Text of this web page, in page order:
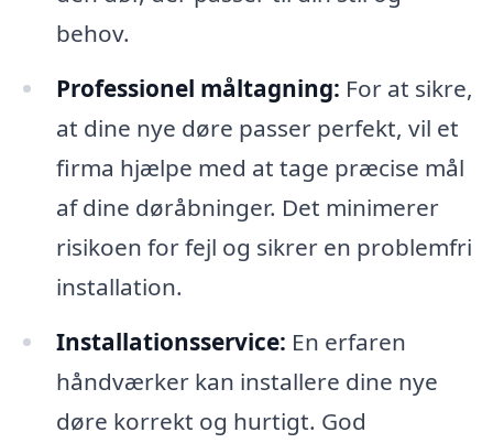
behov.
Professionel måltagning: For at sikre,
at dine nye døre passer perfekt, vil et
firma hjælpe med at tage præcise mål
af dine døråbninger. Det minimerer
risikoen for fejl og sikrer en problemfri
installation.
Installationsservice: En erfaren
håndværker kan installere dine nye
døre korrekt og hurtigt. God